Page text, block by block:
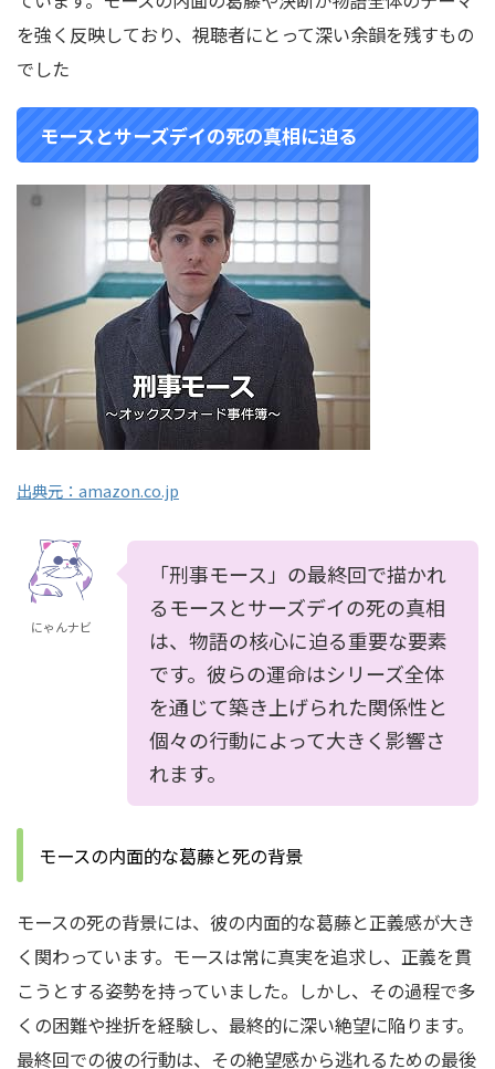
を強く反映しており、視聴者にとって深い余韻を残すもの
でした
モースとサーズデイの死の真相に迫る
出典元：amazon.co.jp
にゃんナビ
「刑事モース」の最終回で描かれ
るモースとサーズデイの死の真相
は、物語の核心に迫る重要な要素
です。彼らの運命はシリーズ全体
を通じて築き上げられた関係性と
個々の行動によって大きく影響さ
れます。
モースの内面的な葛藤と死の背景
モースの死の背景には、彼の内面的な葛藤と正義感が大き
く関わっています。 モースは常に真実を追求し、正義を貫
こうとする姿勢を持っていました。 しかし、その過程で多
くの困難や挫折を経験し、最終的に深い絶望に陥ります。
最終回での彼の行動は、その絶望感から逃れるための最後